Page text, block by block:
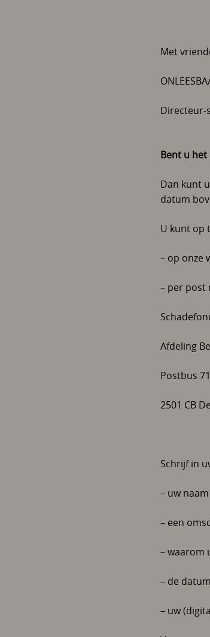
Met
Directeur-
Bent u het
Dan kunt
datum
U kunt op
– op onze
– per post
Afdeling
Postbus 71
2501 CB
Schrijf in
– uw
– een
– waarom
– de
– uw